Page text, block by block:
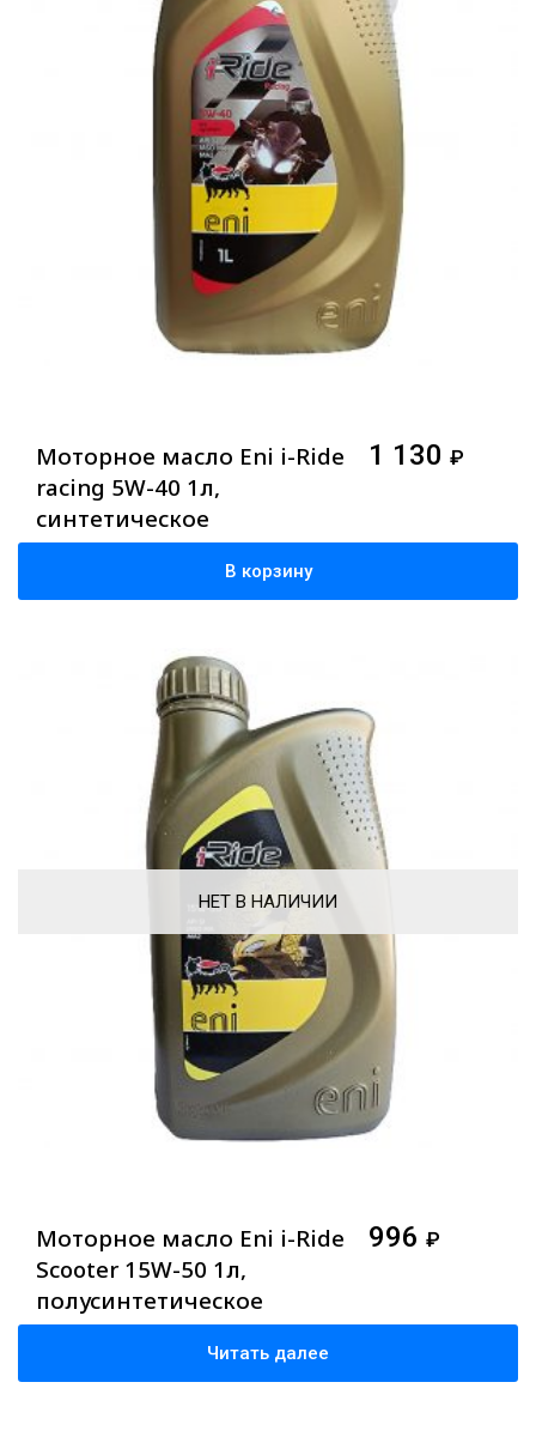
Моторное масло Eni i-Ride
racing 5W-40 1л,
синтетическое
1 130 ₽
В корзину
НЕТ В НАЛИЧИИ
Моторное масло Eni i-Ride
Scooter 15W-50 1л,
полусинтетическое
996 ₽
Читать далее